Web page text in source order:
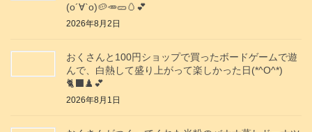
(о´∀`о)🥔🥕🥒🥚💕
2026年8月2日
おくさんと100円ショップで買ったボードゲームで遊
んで、白熱して盛り上がって楽しかった日(*^O^*)
🐈‍⬛♟️💕
2026年8月1日